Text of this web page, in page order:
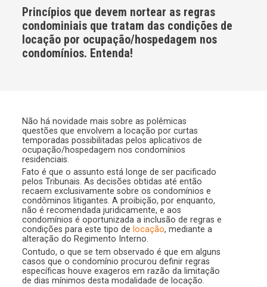
Princípios que devem nortear as regras
condominiais que tratam das condições de
locação por ocupação/hospedagem nos
condomínios. Entenda!
Não há novidade mais sobre as polêmicas
questões que envolvem a locação por curtas
temporadas possibilitadas pelos aplicativos de
ocupação/hospedagem nos condomínios
residenciais.
Fato é que o assunto está longe de ser pacificado
pelos Tribunais. As decisões obtidas até então
recaem exclusivamente sobre os condomínios e
condôminos litigantes. A proibição, por enquanto,
não é recomendada juridicamente, e aos
condomínios é oportunizada a inclusão de regras e
condições para este tipo de locação, mediante a
alteração do Regimento Interno.
Contudo, o que se tem observado é que em alguns
casos que o condomínio procurou definir regras
específicas houve exageros em razão da limitação
de dias mínimos desta modalidade de locação.